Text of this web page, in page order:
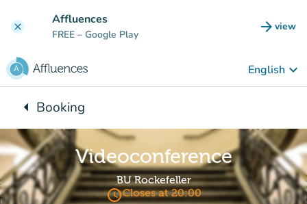
clear Affluences
FREE – Google Play arrow_forward view
(new
English keyboard_arrow_down
arrow_leftBack to:
Booking
Videoconference
BU Rockefeller
access_timeCloses at 20:00